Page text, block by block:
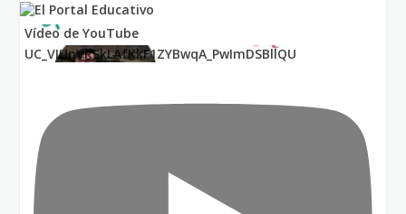
Vídeo de YouTube
UC_VIUnVRSkLAfKkF1ZYBwqA_PwImDSBllQU